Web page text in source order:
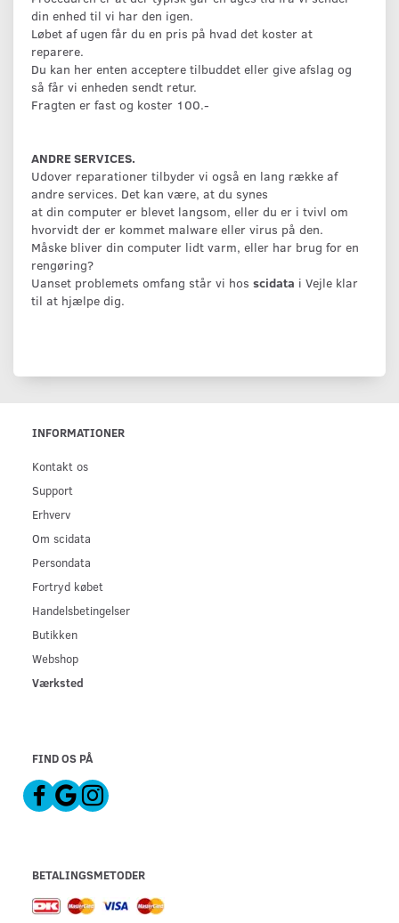
din enhed til vi har den igen.
Løbet af ugen får du en pris på hvad det koster at
reparere.
Du kan her enten acceptere tilbuddet eller give afslag og
så får vi enheden sendt retur.
Fragten er fast og koster 100.-
ANDRE SERVICES.
Udover reparationer tilbyder vi også en lang række af
andre services. Det kan være, at du synes
at din computer er blevet langsom, eller du er i tvivl om
hvorvidt der er kommet malware eller virus på den.
Måske bliver din computer lidt varm, eller har brug for en
rengøring?
Uanset problemets omfang står vi hos scidata i Vejle klar
til at hjælpe dig.
INFORMATIONER
Kontakt os
Support
Erhverv
Om scidata
Persondata
Fortryd købet
Handelsbetingelser
Butikken
Webshop
Værksted
FIND OS PÅ
BETALINGSMETODER